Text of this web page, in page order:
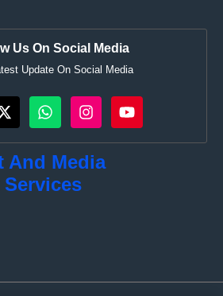
Us On Social Media
Update On Social Media
And Media
Services